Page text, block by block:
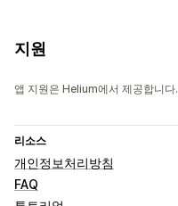
지원
앱 지원은 Helium에서 제공합니다.
리소스
개인정보처리방침
FAQ